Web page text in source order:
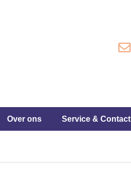
Over ons Service & Contact